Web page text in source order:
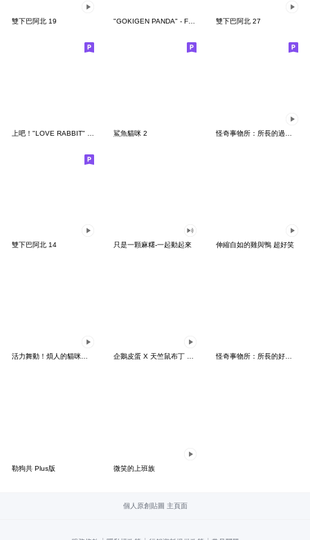
雙下巴阿北 19 "GOKIGEN PANDA" - Feeling / global 雙下巴阿北 27
鯊魚貓咪 2
雙下巴阿北 14 只是一顆麻糬-一起動起來 伸縮自如的雞與鴨 超好笑
活力舞動！煩人的貓咪★迷你版 2 企鵝皮蛋 X 天竺鼠布丁 有點厭世 怪奇事物所：所長的好日子要來力
勒狗共 Plus版 微笑的上班族
個人原創貼圖 主頁面